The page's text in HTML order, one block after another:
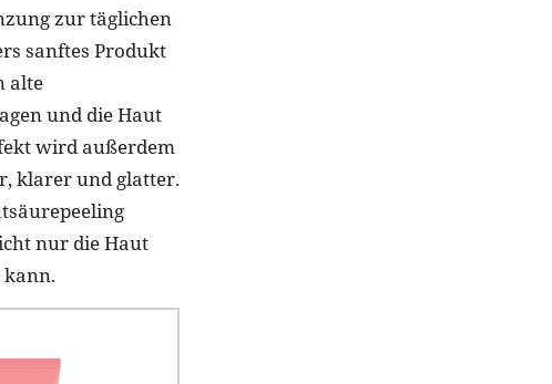
zur täglichen
sanftes Produkt
alte
und die Haut
wird außerdem
klarer und glatter.
nur die Haut